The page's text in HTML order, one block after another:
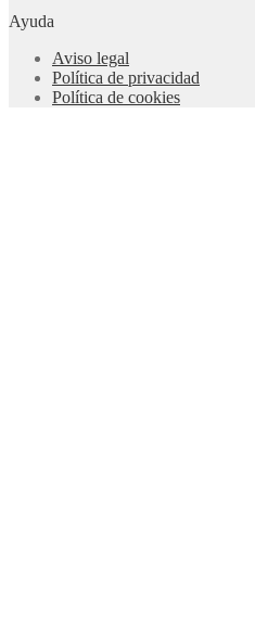
Ayuda
Aviso legal
Política de privacidad
Política de cookies